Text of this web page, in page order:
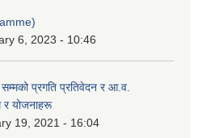
6, 2023 - 10:46
प्रगति प्रतिवेदन र आ.व.
र योजनाहरू
19, 2021 - 16:04